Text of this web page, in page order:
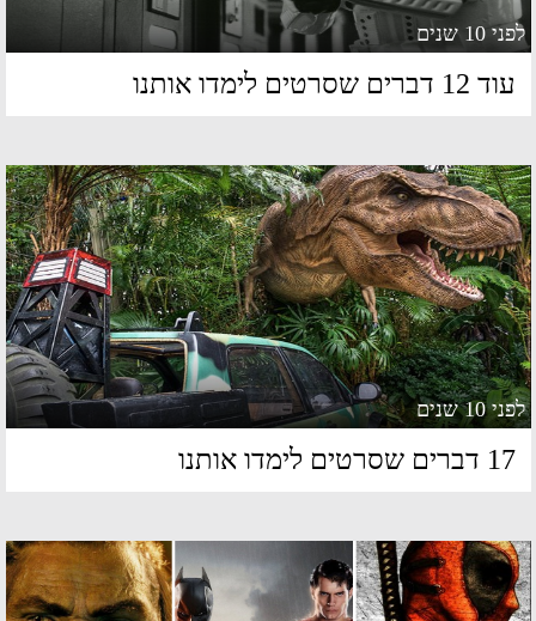
שנים
דברים שסרטים לימדו אותנו
שנים
שסרטים לימדו אותנו